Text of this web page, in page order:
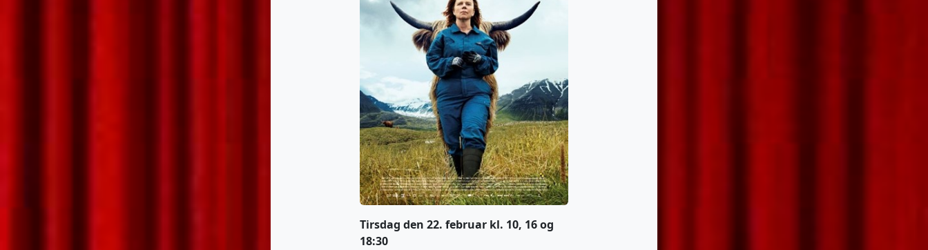
Tirsdag den 22. februar kl. 10, 16 og
18:30